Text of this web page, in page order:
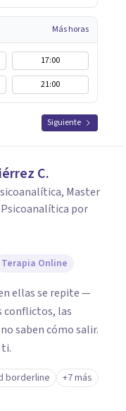
Más horas
17:00
21:00
Siguiente
C.
Master
por
Terapia Online
ellas se repite —
conflictos, las
saben cómo salir.
borderline +7 más